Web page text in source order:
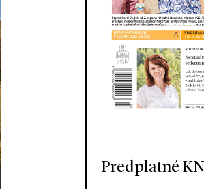
Predplatné KN